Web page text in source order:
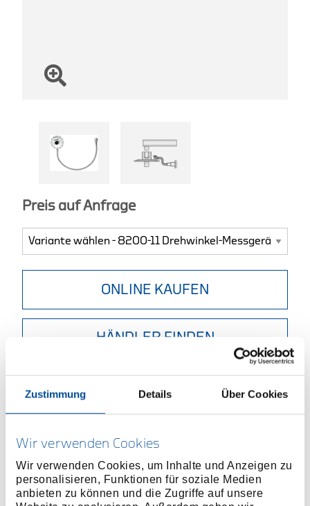
Zustimmung Details Über Cookies
Wir verwenden Cookies
Wir verwenden Cookies, um Inhalte und Anzeigen zu
personalisieren, Funktionen für soziale Medien
anbieten zu können und die Zugriffe auf unsere
Preis auf Anfrage
ONLINE KAUFEN
HÄNDLER FINDEN
Schraubenanzug nach vorgegebenem
Drehmoment-Drehwinkelanzug
Separate Drehwinkel-Messgeräte mit 1/2" bzw. 3/4"
Vierkantantrieb